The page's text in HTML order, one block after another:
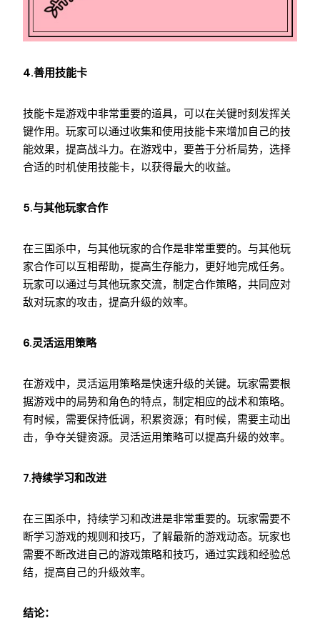
4.善用技能卡
技能卡是游戏中非常重要的道具，可以在关键时刻发挥关
键作用。玩家可以通过收集和使用技能卡来增加自己的技
能效果，提高战斗力。在游戏中，要善于分析局势，选择
合适的时机使用技能卡，以获得最大的收益。
5.与其他玩家合作
在三国杀中，与其他玩家的合作是非常重要的。与其他玩
家合作可以互相帮助，提高生存能力，更好地完成任务。
玩家可以通过与其他玩家交流，制定合作策略，共同应对
敌对玩家的攻击，提高升级的效率。
6.灵活运用策略
在游戏中，灵活运用策略是快速升级的关键。玩家需要根
据游戏中的局势和角色的特点，制定相应的战术和策略。
有时候，需要保持低调，积累资源；有时候，需要主动出
击，争夺关键资源。灵活运用策略可以提高升级的效率。
7.持续学习和改进
在三国杀中，持续学习和改进是非常重要的。玩家需要不
断学习游戏的规则和技巧，了解最新的游戏动态。玩家也
需要不断改进自己的游戏策略和技巧，通过实践和经验总
结，提高自己的升级效率。
结论：